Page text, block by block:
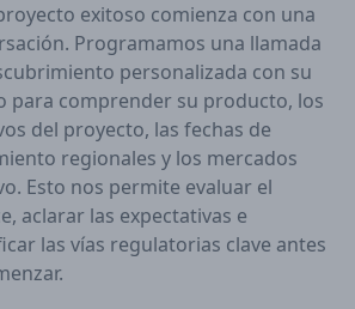
exitoso comienza con una
Programamos una llamada
personalizada con su
para comprender su producto, los
del proyecto, las fechas de
regionales y los mercados
Esto nos permite evaluar el
aclarar las expectativas e
las vías regulatorias clave antes